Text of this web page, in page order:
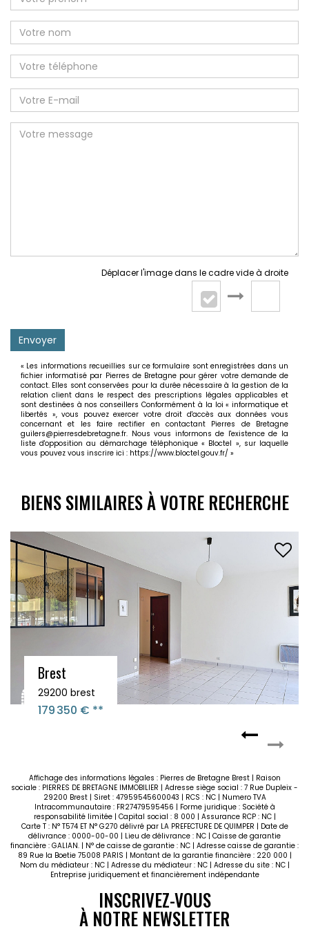
Déplacer l'image dans le cadre vide à droite
Envoyer
« Les informations recueillies sur ce formulaire sont enregistrées dans un
fichier informatisé par Pierres de Bretagne pour gérer votre demande de
contact. Elles sont conservées pour la durée nécessaire à la gestion de la
relation client dans le respect des prescriptions légales applicables et
sont destinées à nos conseillers Conformément à la loi « informatique et
libertés », vous pouvez exercer votre droit d'accès aux données vous
concernant et les faire rectifier en contactant Pierres de Bretagne
guilers@pierresdebretagne.fr. Nous vous informons de l'existence de la
liste d'opposition au démarchage téléphonique « Bloctel », sur laquelle
vous pouvez vous inscrire ici : https://www.bloctel.gouv.fr/ »
BIENS SIMILAIRES À VOTRE RECHERCHE
Appartement T3 neuf - 70.70 m² - GUILERS
29820 Guilers
299 768 €
Affichage des informations légales : Pierres de Bretagne Brest | Raison
sociale : PIERRES DE BRETAGNE IMMOBILIER | Adresse siège social : 7 Rue Dupleix -
29200 Brest | Siret : 47959545600043 | RCS : NC | Numero TVA
Intracommunautaire : FR27479595456 | Forme juridique : Société à
responsabilité limitée | Capital social : 8 000 | Assurance RCP : NC |
Carte T : N° T574 ET N° G270 délivré par LA PREFECTURE DE QUIMPER | Date de
délivrance : 0000-00-00 | Lieu de délivrance : NC | Caisse de garantie
financière : GALIAN. | N° de caisse de garantie : NC | Adresse caisse de garantie :
89 Rue la Boetie 75008 PARIS | Montant de la garantie financière : 220 000 |
Nom du médiateur : NC | Adresse du médiateur : NC | Adresse du site : NC |
Entreprise juridiquement et financièrement indépendante
INSCRIVEZ-VOUS
À NOTRE NEWSLETTER